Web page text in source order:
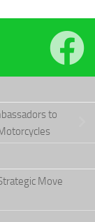
to
Move